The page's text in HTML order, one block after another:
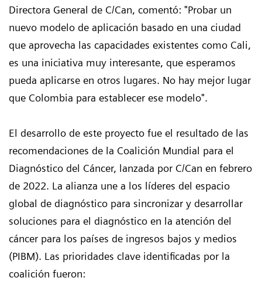
Directora General de C/Can, comentó: "Probar un
nuevo modelo de aplicación basado en una ciudad
que aprovecha las capacidades existentes como Cali,
es una iniciativa muy interesante, que esperamos
pueda aplicarse en otros lugares. No hay mejor lugar
que Colombia para establecer ese modelo".
El desarrollo de este proyecto fue el resultado de las
recomendaciones de la Coalición Mundial para el
Diagnóstico del Cáncer, lanzada por C/Can en febrero
de 2022. La alianza une a los líderes del espacio
global de diagnóstico para sincronizar y desarrollar
soluciones para el diagnóstico en la atención del
cáncer para los países de ingresos bajos y medios
(PIBM). Las prioridades clave identificadas por la
coalición fueron: